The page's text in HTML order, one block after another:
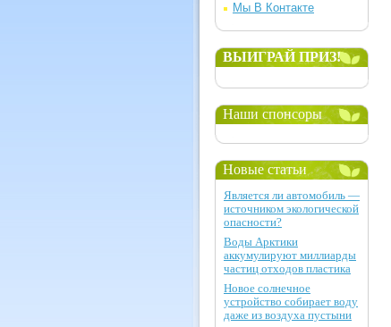
Мы В Контакте
ВЫИГРАЙ ПРИЗ!
Наши спонсоры
Новые статьи
Является ли автомобиль —
источником экологической
опасности?
Воды Арктики
аккумулируют миллиарды
частиц отходов пластика
Новое солнечное
устройство собирает воду
даже из воздуха пустыни